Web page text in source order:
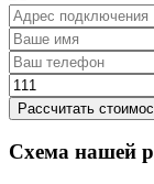
Рассчитать
Схема нашей